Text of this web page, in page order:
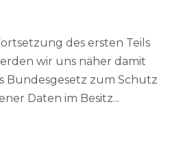
des ersten Teils
wir uns näher damit
Bundesgesetz zum Schutz
Daten im Besitz...